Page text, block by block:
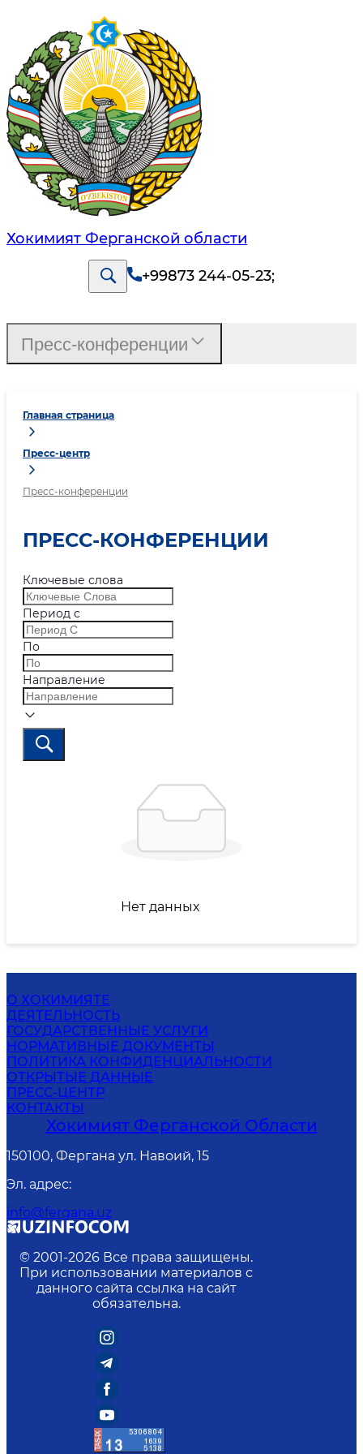
Хокимият Ферганской области
+99873 244-05-23;
Главная страница
Пресс-центр
Пресс-конференции
ПРЕСС-КОНФЕРЕНЦИИ
Ключевые слова
Период с
По
Направление
Нет данных
Пресс-конференции
О ХОКИМИЯТЕ
ДЕЯТЕЛЬНОСТЬ
ГОСУДАРСТВЕННЫЕ УСЛУГИ
НОРМАТИВНЫЕ ДОКУМЕНТЫ
ПОЛИТИКА КОНФИДЕНЦИАЛЬНОСТИ
ОТКРЫТЫЕ ДАННЫЕ
ПРЕСС-ЦЕНТР
КОНТАКТЫ
Хокимият Ферганской Области
150100, Фергана ул. Навоий, 15
Эл. адрес:
info@fergana.uz
© 2001-2026 Все права защищены.
При использовании материалов с
данного сайта ссылка на сайт
обязательна.